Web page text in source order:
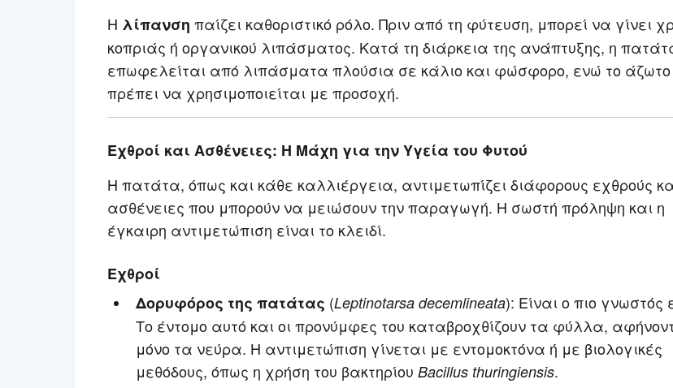
Η λίπανση παίζει καθοριστικό ρόλο. Πριν από τη φύτευση, μπορεί να γίνει
κοπριάς ή οργανικού λιπάσματος. Κατά τη διάρκεια της ανάπτυξης, η
επωφελείται από λιπάσματα πλούσια σε κάλιο και φώσφορο, ενώ το άζωτο
πρέπει να χρησιμοποιείται με προσοχή.
Εχθροί και Ασθένειες: Η Μάχη για την Υγεία του Φυτού
Η πατάτα, όπως και κάθε καλλιέργεια, αντιμετωπίζει διάφορους εχθρούς
ασθένειες που μπορούν να μειώσουν την παραγωγή. Η σωστή πρόληψη και η
έγκαιρη αντιμετώπιση είναι το κλειδί.
Εχθροί
Δορυφόρος της πατάτας (Leptinotarsa decemlineata): Είναι ο πιο γνωστός
Το έντομο αυτό και οι προνύμφες του καταβροχθίζουν τα φύλλα,
μόνο τα νεύρα. Η αντιμετώπιση γίνεται με εντομοκτόνα ή με βιολογικές
μεθόδους, όπως η χρήση του βακτηρίου Bacillus thuringiensis.